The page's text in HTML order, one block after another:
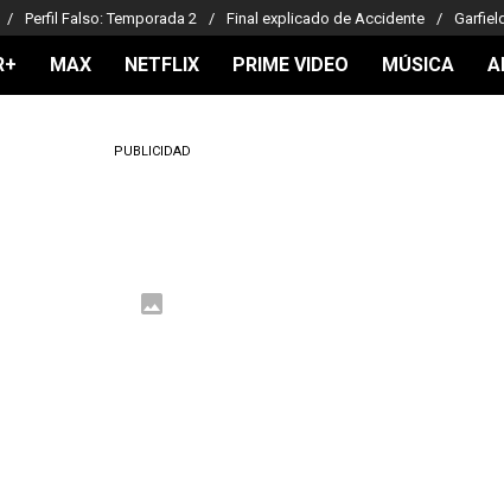
Perfil Falso: Temporada 2 Final explicado de Accidente
MAX NETFLIX PRIME VIDEO MÚSICA
PUBLICIDAD